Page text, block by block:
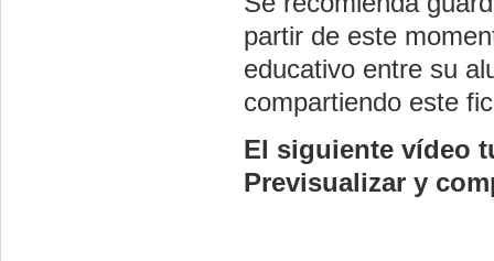
partir de este
educativo entre su
compartiendo este
El siguiente vídeo
Previsualizar y